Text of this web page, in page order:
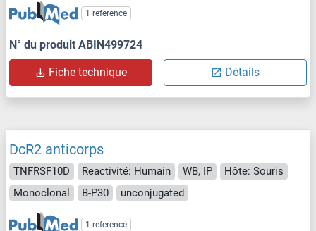
1 reference
N° du produit ABIN499724
Fiche technique Détails
DcR2 anticorps
TNFRSF10D Reactivité: Humain WB, IP
Hôte: Souris
Monoclonal
B-P30 unconjugated
1 reference